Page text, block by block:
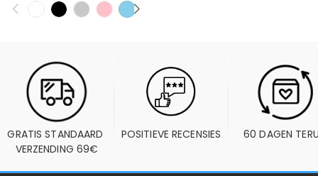
GRATIS STANDAARD
VERZENDING 69€
POSITIEVE RECENSIES 60 DAGEN